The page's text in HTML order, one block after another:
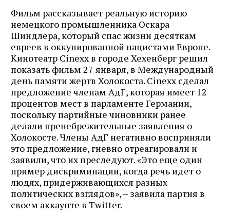
Фильм рассказывает реальную историю
немецкого промышленника Оскара
Шиндлера, который спас жизни десяткам
евреев в оккупированной нацистами Европе.
Кинотеатр Cinexx в городе Хехенберг решил
показать фильм 27 января, в Международный
день памяти жертв Холокоста. Cinexx сделал
предложение членам АдГ, которая имеет 12
процентов мест в парламенте Германии,
поскольку партийные чиновники ранее
делали пренебрежительные заявления о
Холокосте. Члены АдГ негативно восприняли
это предложение, гневно отреагировали и
заявили, что их преследуют. «Это еще один
пример дискриминации, когда речь идет о
людях, придерживающихся разных
политических взглядов», – заявила партия в
своем аккаунте в Twitter.